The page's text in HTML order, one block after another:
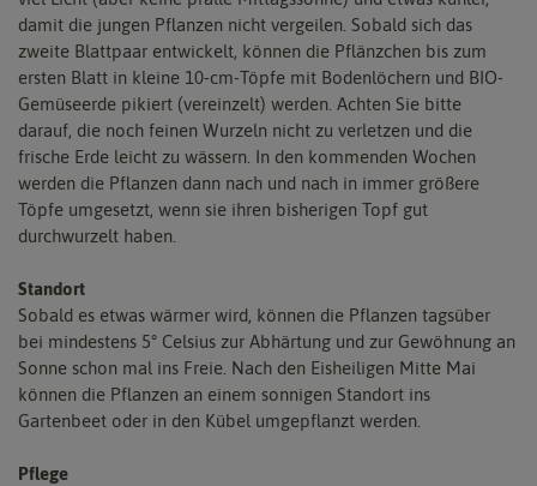
damit die jungen Pflanzen nicht vergeilen. Sobald sich das
zweite Blattpaar entwickelt, können die Pflänzchen bis zum
ersten Blatt in kleine 10-cm-Töpfe mit Bodenlöchern und BIO-
Gemüseerde pikiert (vereinzelt) werden. Achten Sie bitte
darauf, die noch feinen Wurzeln nicht zu verletzen und die
frische Erde leicht zu wässern. In den kommenden Wochen
werden die Pflanzen dann nach und nach in immer größere
Töpfe umgesetzt, wenn sie ihren bisherigen Topf gut
durchwurzelt haben.
Standort
Sobald es etwas wärmer wird, können die Pflanzen tagsüber
bei mindestens 5° Celsius zur Abhärtung und zur Gewöhnung an
Sonne schon mal ins Freie. Nach den Eisheiligen Mitte Mai
können die Pflanzen an einem sonnigen Standort ins
Gartenbeet oder in den Kübel umgepflanzt werden.
Pflege